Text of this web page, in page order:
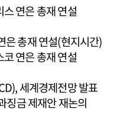
연은 총재 연설
은 총재 연설(현지시간)
연은 총재 연설
세계경제전망 발표
징금 제재안 재논의